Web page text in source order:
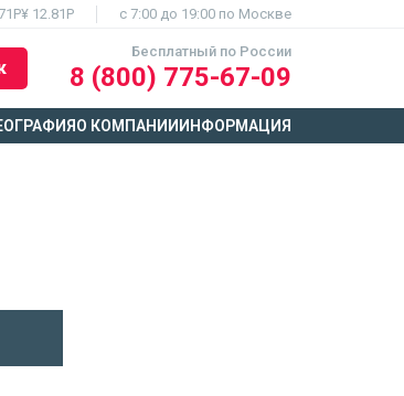
¥ 12.81Р c 7:00 до 19:00 по Москве
Бесплатный по России
8 (800) 775-67-09
О КОМПАНИИ ИНФОРМАЦИЯ